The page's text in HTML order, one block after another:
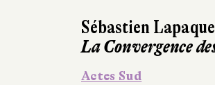
Sébastien Lapaque
La Convergence
Actes Sud